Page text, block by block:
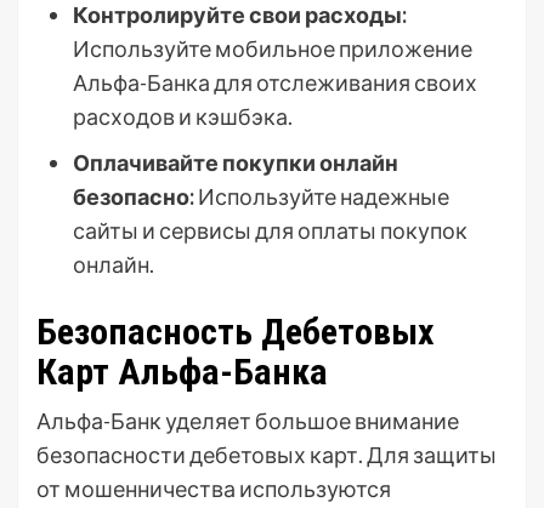
Контролируйте свои расходы:
Используйте мобильное приложение
Альфа-Банка для отслеживания своих
расходов и кэшбэка.
Оплачивайте покупки онлайн
безопасно:Используйте надежные
сайты и сервисы для оплаты покупок
онлайн.
Безопасность Дебетовых
Карт Альфа-Банка
Альфа-Банк уделяет большое внимание
безопасности дебетовых карт. Для защиты
от мошенничества используются